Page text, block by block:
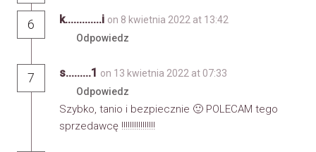
6 k.............i on 8 kwietnia 2022 at 13:42
Odpowiedz
7 s.........1 on 13 kwietnia 2022 at 07:33
Odpowiedz
Szybko, tanio i bezpiecznie 🙂 POLECAM tego
sprzedawcę !!!!!!!!!!!!!!!!